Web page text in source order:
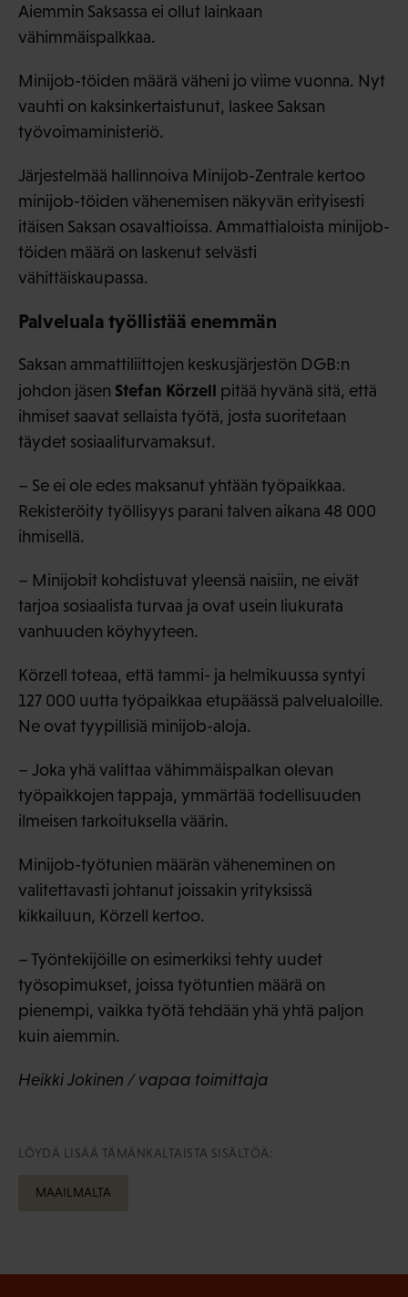
Aiemmin Saksassa ei ollut lainkaan
vähimmäispalkkaa.
Minijob-töiden määrä väheni jo viime vuonna. Nyt
vauhti on kaksinkertaistunut, laskee Saksan
työvoimaministeriö.
Järjestelmää hallinnoiva Minijob-Zentrale kertoo
minijob-töiden vähenemisen näkyvän erityisesti
itäisen Saksan osavaltioissa. Ammattialoista minijob-
töiden määrä on laskenut selvästi
vähittäiskaupassa.
Palveluala työllistää enemmän
Saksan ammattiliittojen keskusjärjestön DGB:n
johdon jäsen Stefan Körzell pitää hyvänä sitä, että
ihmiset saavat sellaista työtä, josta suoritetaan
täydet sosiaaliturvamaksut.
– Se ei ole edes maksanut yhtään työpaikkaa.
Rekisteröity työllisyys parani talven aikana 48 000
ihmisellä.
– Minijobit kohdistuvat yleensä naisiin, ne eivät
tarjoa sosiaalista turvaa ja ovat usein liukurata
vanhuuden köyhyyteen.
Körzell toteaa, että tammi- ja helmikuussa syntyi
127 000 uutta työpaikkaa etupäässä palvelualoille.
Ne ovat tyypillisiä minijob-aloja.
– Joka yhä valittaa vähimmäispalkan olevan
työpaikkojen tappaja, ymmärtää todellisuuden
ilmeisen tarkoituksella väärin.
Minijob-työtunien määrän väheneminen on
valitettavasti johtanut joissakin yrityksissä
kikkailuun, Körzell kertoo.
– Työntekijöille on esimerkiksi tehty uudet
työsopimukset, joissa työtuntien määrä on
pienempi, vaikka työtä tehdään yhä yhtä paljon
kuin aiemmin.
Heikki Jokinen / vapaa toimittaja
LÖYDÄ LISÄÄ TÄMÄNKALTAISTA SISÄLTÖÄ:
MAAILMALTA